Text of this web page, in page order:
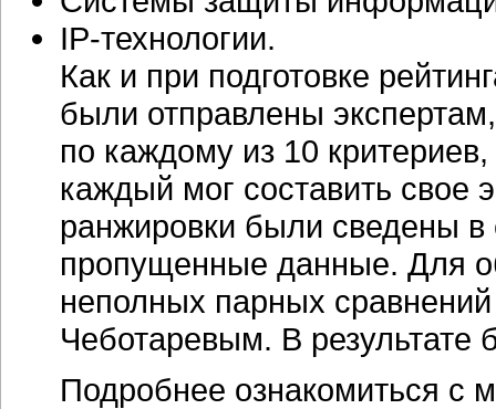
IP-технологии.
Как и при подготовке
были отправлены
по каждому из 10
каждый мог составить свое
ранжировки были сведены
пропущенные данные. Для
неполных парных
Чеботаревым. В
Подробнее ознакомиться с